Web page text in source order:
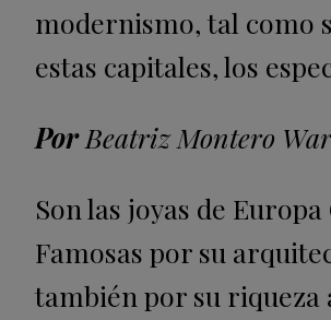
modernismo, tal como
estas capitales, los
PorBeatriz Montero
Son las joyas de
Famosas por su
también por su riqueza